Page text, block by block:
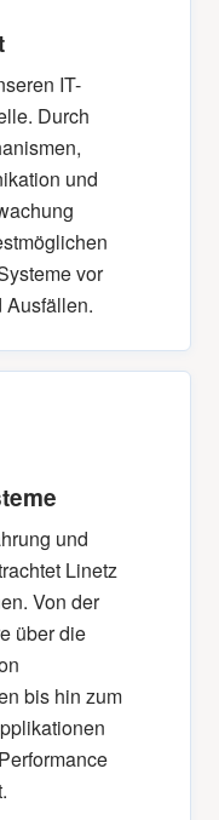
IT-
Durch
und
vor
Ausfällen.
und
Linetz
Von der
über die
bis hin zum